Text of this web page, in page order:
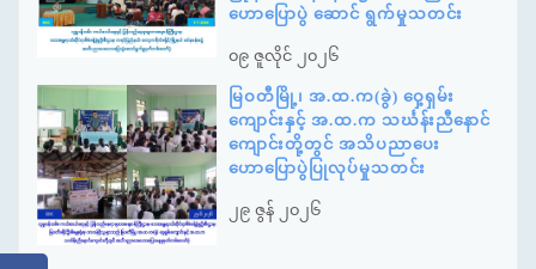
ဟောပြောပွဲ ဆောင် ရွက်မှုသတင်း
၀၉ ဇူလိုင် ၂၀၂၆
မြဝတီမြို့၊ အ.ထ.က(ခွဲ) ဝှေ့ရှမ်း
ကျောင်းနှင့် အ.ထ.က သင်္ဃန်းညီနောင်
ကျောင်းတို့တွင် အသိပညာပေး
ဟောပြောပွဲပြုလုပ်မှုသတင်း
၂၉ ဇွန် ၂၀၂၆